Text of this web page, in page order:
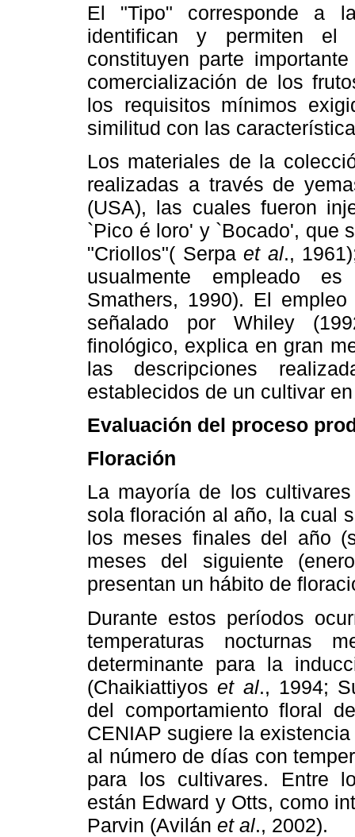
El "Tipo" corresponde a
identifican y permiten el
constituyen parte
comercialización de los
los requisitos mínimos
similitud con las
Los materiales de la
realizadas a través de
(USA), las cuales fueron
`Pico é loro' y `Bocado', que
"Criollos"( Serpa et al.,
usualmente empleado
Smathers, 1990). El
señalado por Whiley
finológico, explica en gran
las descripciones
establecidos de un cultivar
Evaluación del proceso
Floración
La mayoría de los
sola floración al año, la cual
los meses finales del año
meses del siguiente
presentan un hábito de
Durante estos períodos
temperaturas
determinante para la
(Chaikiattiyoset al., 1994;
del comportamiento floral
CENIAP sugiere la
al número de días con
para los cultivares. Entre
están Edward y Otts, como
Parvin (Avilán et al., 2002).